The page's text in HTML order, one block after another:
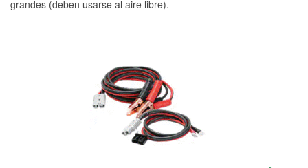
grandes (deben usarse al aire libre).